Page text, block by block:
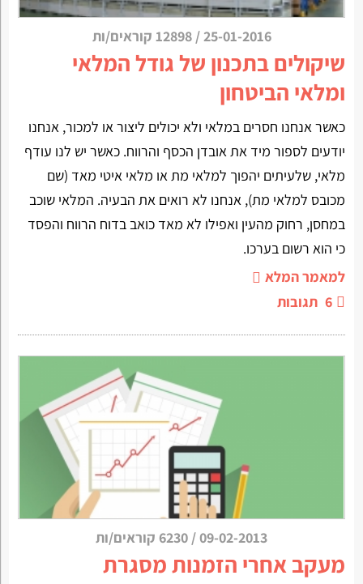
25-01-2016
/12898 קוראים/ות
שיקולים בתכנון של גודל המלאי
ומלאי הביטחון
כאשר אנחנו חסרים במלאי ולא יכולים ליצור או למכור, אנחנו
יודעים לספור מיד את אובדן הכסף והרווח. כאשר יש לנו עודף
מלאי, שלעיתים יהפוך למלאי מת או מלאי איטי מאד (שם
מכובס למלאי מת), אנחנו לא רואים את הבעיה. המלאי שוכב
במחסן, רחוק מהעין ואפילו לא מאד כואב בדוח הרווח והפסד
כי הוא רשום בערכו.
למאמר המלא
6 תגובות
09-02-2013
/ 6230 קוראים/ות
מעקב אחרי הזמנות מסגרת